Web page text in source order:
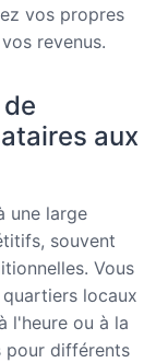
vos propres
revenus.
aux
une large
souvent
Vous
locaux
l'heure ou à la
pour différents